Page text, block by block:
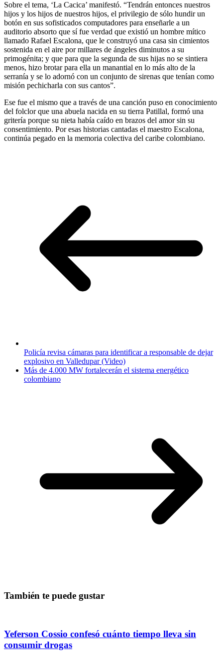
Sobre el tema, ‘La Cacica’ manifestó. “Tendrán entonces nuestros
hijos y los hijos de nuestros hijos, el privilegio de sólo hundir un
botón en sus sofisticados computadores para enseñarle a un
auditorio absorto que sí fue verdad que existió un hombre mítico
llamado Rafael Escalona, que le construyó una casa sin cimientos
sostenida en el aire por millares de ángeles diminutos a su
primogénita; y que para que la segunda de sus hijas no se sintiera
menos, hizo brotar para ella un manantial en lo más alto de la
serranía y se lo adornó con un conjunto de sirenas que tenían como
misión pechicharla con sus cantos”.
Ese fue el mismo que a través de una canción puso en conocimiento
del folclor que una abuela nacida en su tierra Patillal, formó una
gritería porque su nieta había caído en brazos del amor sin su
consentimiento. Por esas historias cantadas el maestro Escalona,
continúa pegado en la memoria colectiva del caribe colombiano.
Policía revisa cámaras para identificar a responsable de dejar
explosivo en Valledupar (Video)
Más de 4.000 MW fortalecerán el sistema energético
colombiano
También te puede gustar
Yeferson Cossio confesó cuánto tiempo lleva sin
consumir drogas